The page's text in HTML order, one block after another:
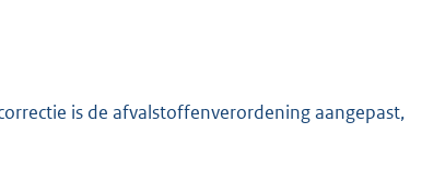
is de afvalstoffenverordening aangepast,